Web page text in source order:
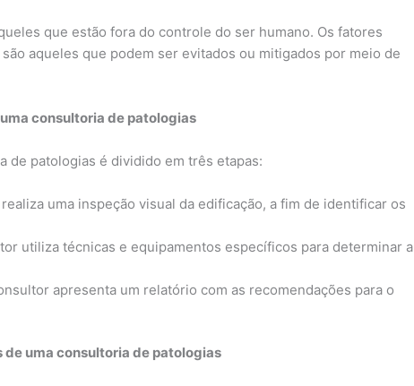
que estão fora do controle do ser humano. Os fatores
aqueles que podem ser evitados ou mitigados por meio de
consultoria de patologias
de patologias é dividido em três etapas:
uma inspeção visual da edificação, a fim de identificar os
utiliza técnicas e equipamentos específicos para determinar a
apresenta um relatório com as recomendações para o
de uma consultoria de patologias